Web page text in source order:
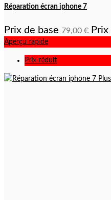
Réparation écran iphone 7
Prix de base 79,00 € Prix
Aperçu rapide
Prix réduit